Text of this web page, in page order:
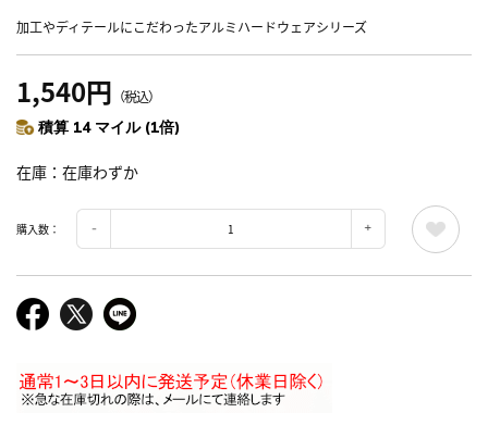
加工やディテールにこだわったアルミハードウェアシリーズ
1,540円 （税込）
積算 14 マイル (1倍)
在庫 在庫わずか
購入数：